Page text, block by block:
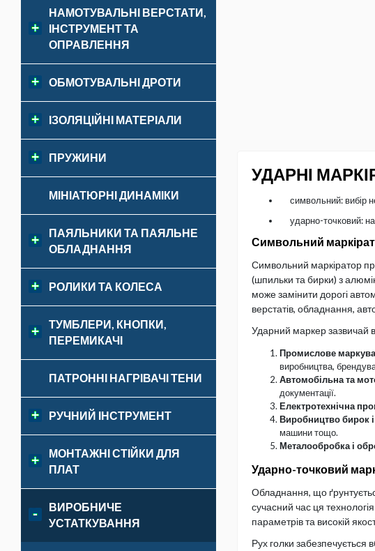
НАМОТУВАЛЬНІ ВЕРСТАТИ,
ІНСТРУМЕНТ ТА
ОПРАВЛЕННЯ
ОБМОТУВАЛЬНІ ДРОТИ
ІЗОЛЯЦІЙНІ МАТЕРІАЛИ
ПРУЖИНИ
МІНІАТЮРНІ ДИНАМІКИ
ПАЯЛЬНИКИ ТА ПАЯЛЬНЕ
ОБЛАДНАННЯ
РОЛИКИ ТА КОЛЕСА
ТУМБЛЕРИ, КНОПКИ,
ПЕРЕМИКАЧІ
ПАТРОННІ НАГРІВАЧІ ТЕНИ
РУЧНИЙ ІНСТРУМЕНТ
МОНТАЖНІ СТІЙКИ ДЛЯ
ПЛАТ
ВИРОБНИЧЕ
УСТАТКУВАННЯ
УДАРНІ
символьний: вибір
ударно-точковий:
Символьний
Символьний маркіратор
(шпильки та бирки) з
може замінити дорогі
верстатів, обладнання,
Ударний маркер зазвичай
Промислове
виробництва,
Автомобільна та
документації.
Електротехнічна
Виробництво бирок
машини тощо.
Металообробка і
Ударно-точковий
Обладнання, що
сучасний час ця
параметрів та високій
Рух голки